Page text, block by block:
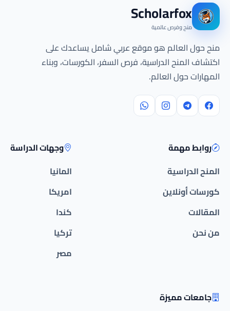
Scholarfox
منح وفرص عالمية
منح حول العالم هو موقع عربي شامل يساعدك على
اكتشاف المنح الدراسية، فرص السفر، الكورسات، وبناء
المهارات حول العالم.
روابط مهمة
المنح الدراسية
كورسات أونلاين
المقالات
من نحن
وجهات الدراسة
المانيا
امريكا
كندا
تركيا
مصر
جامعات مميزة